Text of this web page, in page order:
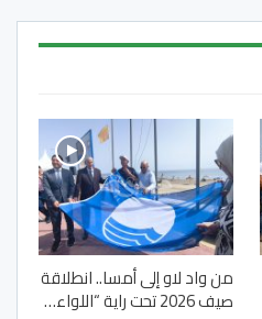
من واد لاو إلى أمسا.. انطلاقة
صيف 2026 تحت راية “اللواء…